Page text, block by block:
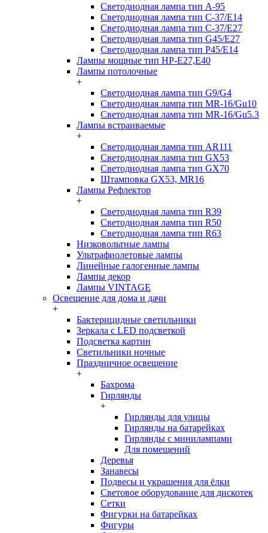
Светодиодная лампа тип A-95
Светодиодная лампа тип C-37/Е14
Светодиодная лампа тип C-37/Е27
Светодиодная лампа тип G45/E27
Светодиодная лампа тип P45/E14
Лампы мощные тип HP-E27,E40
Лампы потолочные
+
Светодиодная лампа тип G9/G4
Светодиодная лампа тип MR-16/Gu10
Светодиодная лампа тип MR-16/Gu5.3
Лампы встраиваемые
+
Светодиодная лампа тип AR111
Светодиодная лампа тип GX53
Светодиодная лампа тип GX70
Штамповка GX53, MR16
Лампы Рефлектор
+
Светодиодная лампа тип R39
Светодиодная лампа тип R50
Светодиодная лампа тип R63
Низковольтные лампы
Ультрафиолетовые лампы
Линейные галогенные лампы
Лампы декор
Лампы VINTAGE
Освещение для дома и дачи
+
Бактерицидные светильники
Зеркала с LED подсветкой
Подсветка картин
Светильники ночные
Праздничное освещение
+
Бахрома
Гирлянды
+
Гирлянды для улицы
Гирлянды на батарейках
Гирлянды с минилампами
Для помещений
Деревья
Занавесы
Подвесы и украшения для ёлки
Световое оборудование для дискотек
Сетки
Фигурки на батарейках
Фигуры